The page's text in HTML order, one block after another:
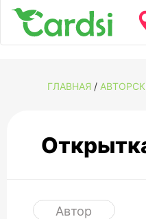
ГЛАВНАЯ /
Автор